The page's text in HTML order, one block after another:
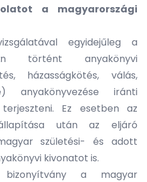
a magyarországi
egyidejűleg a
történt anyakönyvi
házasságkötés, válás,
anyakönyvezése iránti
Ez esetben az
után az eljáró
születési- és adott
kivonatot is.
bizonyítvány a magyar